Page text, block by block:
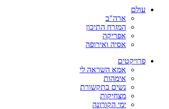
עולם
ארה"ב
המזרח התיכון
אפריקה
אסיה ואירופה
פרויקטים
אמא השראה לי
אימהות
נשים בתקשורת
מצחיקות
ימי הקורונה